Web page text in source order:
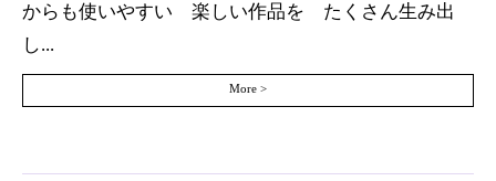
からも使いやすい 楽しい作品を たくさん生み出
し...
More >